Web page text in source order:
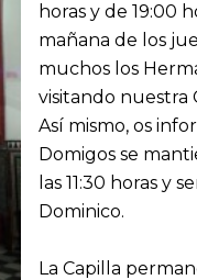
horas y de 19:00
mañana de los
muchos los
visitando nuestra
Así mismo, os
Domigos se
las 11:30 horas y
Dominico.
La Capilla